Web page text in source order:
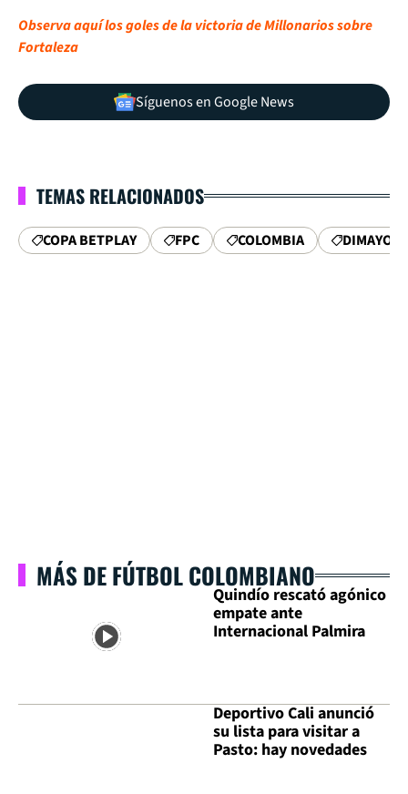
Observa aquí los goles de la victoria de Millonarios sobre
Fortaleza
Síguenos en Google News
TEMAS RELACIONADOS
COPA BETPLAY FPC COLOMBIA DIMAYOR
MÁS DE FÚTBOL COLOMBIANO
Quindío rescató agónico
empate ante
Internacional Palmira
Deportivo Cali anunció
su lista para visitar a
Pasto: hay novedades